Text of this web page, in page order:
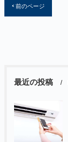
< 前のページ
最近の投稿